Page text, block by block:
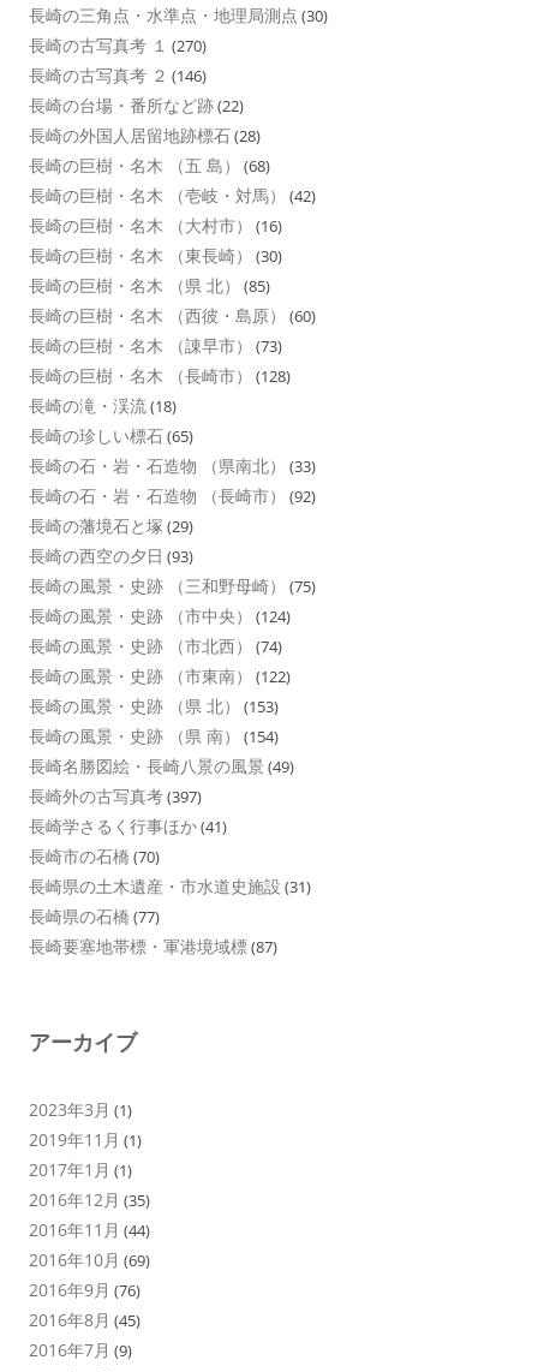
長崎の三角点・水準点・地理局測点 (30)
長崎の古写真考 １ (270)
長崎の古写真考 ２ (146)
長崎の台場・番所など跡(22)
長崎の外国人居留地跡標石(28)
長崎の巨樹・名木 （五 島） (68)
長崎の巨樹・名木 （壱岐・対馬） (42)
長崎の巨樹・名木 （大村市） (16)
長崎の巨樹・名木 （東長崎） (30)
長崎の巨樹・名木 （県 北） (85)
長崎の巨樹・名木 （西彼・島原） (60)
長崎の巨樹・名木 （諌早市） (73)
長崎の巨樹・名木 （長崎市） (128)
長崎の滝・渓流(18)
長崎の珍しい標石(65)
長崎の石・岩・石造物 （県南北） (33)
長崎の石・岩・石造物 （長崎市） (92)
長崎の藩境石と塚 (29)
長崎の西空の夕日 (93)
長崎の風景・史跡 （三和野母崎） (75)
長崎の風景・史跡 （市中央） (124)
長崎の風景・史跡 （市北西） (74)
長崎の風景・史跡 （市東南） (122)
長崎の風景・史跡 （県 北） (153)
長崎の風景・史跡 （県 南） (154)
長崎名勝図絵・長崎八景の風景 (49)
長崎外の古写真考(397)
長崎学さるく行事ほか(41)
長崎市の石橋 (70)
長崎県の土木遺産・市水道史施設 (31)
長崎県の石橋 (77)
長崎要塞地帯標・軍港境域標(87)
アーカイブ
2023年3月 (1)
2019年11月 (1)
2017年1月 (1)
2016年12月 (35)
2016年11月 (44)
2016年10月 (69)
2016年9月 (76)
2016年8月 (45)
2016年7月 (9)